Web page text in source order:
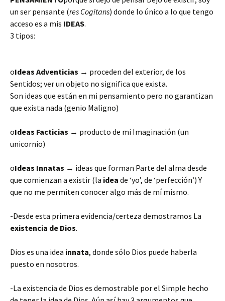
un ser pensante (res Cogitans) donde lo único a lo que tengo
acceso es a mis IDEAS.
3 tipos:
oIdeas Adventicias → proceden del exterior, de los
Sentidos; ver un objeto no significa que exista.
Son ideas que están en mi pensamiento pero no garantizan
que exista nada (genio Maligno)
oIdeas Facticias → producto de mi Imaginación (un
unicornio)
oIdeas Innatas → ideas que forman Parte del alma desde
que comienzan a existir (la idea de ‘yo’, de ‘perfección’) Y
que no me permiten conocer algo más de mí mismo.
-Desde esta primera evidencia/certeza demostramos La
existencia de Dios.
Dios es una idea innata, donde sólo Dios puede haberla
puesto en nosotros.
-La existencia de Dios es demostrable por el Simple hecho